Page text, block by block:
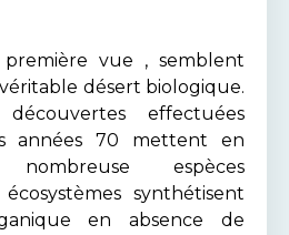
première vue , semblent
désert biologique.
effectuées
années 70 mettent en
espèces
synthétisent
en absence de